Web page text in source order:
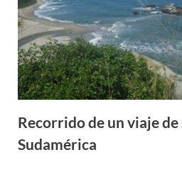
Recorrido de un viaje de
Sudamérica